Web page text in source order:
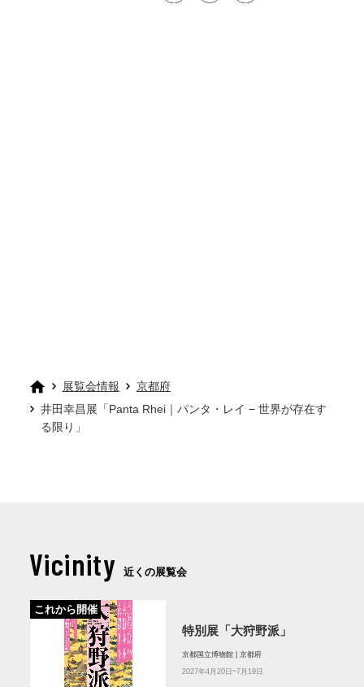
展覧会情報
京都府
井田幸昌展「Panta Rhei｜パンタ・レイ − 世界が存在す
る限り」
Vicinity 近くの展覧会
これから開催
特別展「大狩野派」
京都国立博物館 | 京都府
2027年4月20日~7月19日